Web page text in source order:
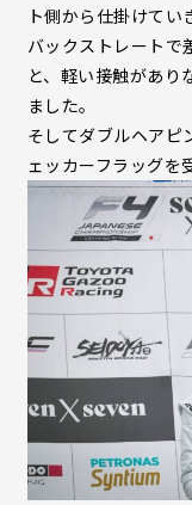
ト側から仕掛けてい
バックストレートで
と、軽い接触があり
ました。
そしてダブルヘアピ
ェッカーフラッグを